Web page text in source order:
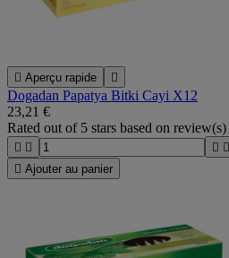
 Aperçu rapide 
Dogadan Papatya Bitki Cayi X12
23,21 €
Rated out of 5 stars based on review(s)
   
 Ajouter au panier